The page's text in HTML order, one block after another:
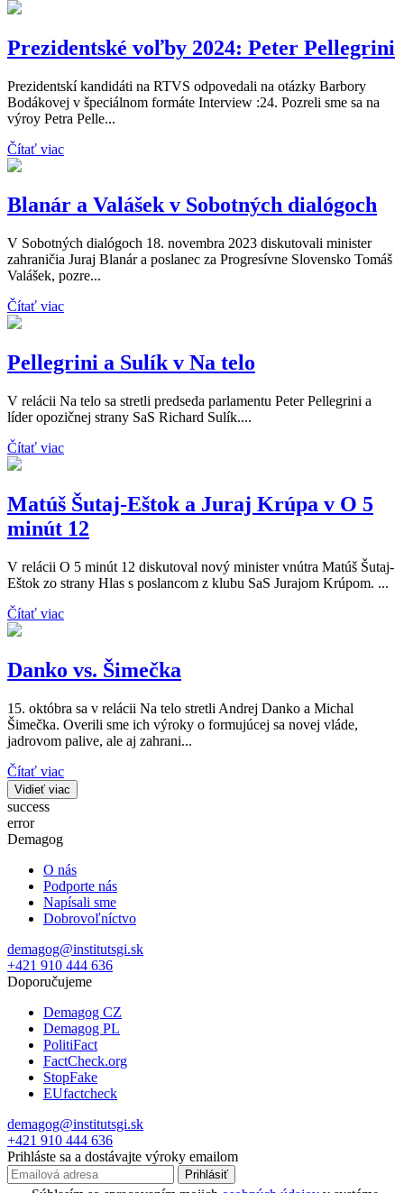
Prezidentské voľby 2024: Peter Pellegrini
Prezidentskí kandidáti na RTVS odpovedali na otázky Barbory
Bodákovej v špeciálnom formáte Interview :24. Pozreli sme sa na
výroy Petra Pelle...
Čítať viac
Blanár a Valášek v Sobotných dialógoch
V Sobotných dialógoch 18. novembra 2023 diskutovali minister
zahraničia Juraj Blanár a poslanec za Progresívne Slovensko Tomáš
Valášek, pozre...
Čítať viac
Pellegrini a Sulík v Na telo
V relácii Na telo sa stretli predseda parlamentu Peter Pellegrini a
líder opozičnej strany SaS Richard Sulík....
Čítať viac
Matúš Šutaj-Eštok a Juraj Krúpa v O 5
minút 12
V relácii O 5 minút 12 diskutoval nový minister vnútra Matúš Šutaj-
Eštok zo strany Hlas s poslancom z klubu SaS Jurajom Krúpom. ...
Čítať viac
Danko vs. Šimečka
15. októbra sa v relácii Na telo stretli Andrej Danko a Michal
Šimečka. Overili sme ich výroky o formujúcej sa novej vláde,
jadrovom palive, ale aj zahrani...
Čítať viac
Vidieť viac
success
error
Demagog
O nás
Podporte nás
Napísali sme
Dobrovoľníctvo
demagog@institutsgi.sk
+421 910 444 636
Doporučujeme
Demagog CZ
Demagog PL
PolitiFact
FactCheck.org
StopFake
EUfactcheck
demagog@institutsgi.sk
+421 910 444 636
Prihláste sa a dostávajte výroky emailom
Prihlásiť